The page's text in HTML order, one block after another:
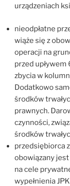
urządzeniach
nieodpłatne
wiąże się z
operacji na
przed upływem
zbycia w
Dodatkowo
środków
prawnych.
czynności,
środków
przedsiębiorca
obowiązany
na cele
wypełnienia